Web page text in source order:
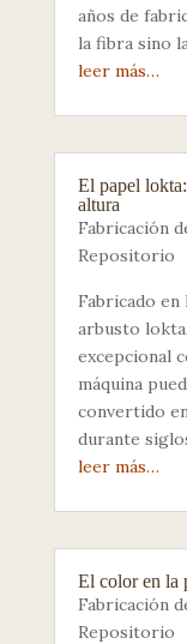
años de
la fibra sino
leer más…
El papel
altura
Fabricación
Repositorio
Fabricado
arbusto
excepcional
máquina
convertido
durante
leer más…
El color en la
Fabricación
Repositorio